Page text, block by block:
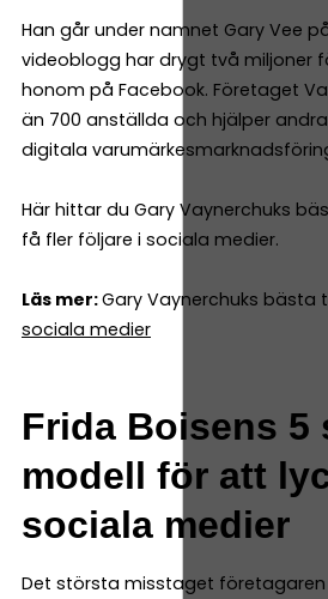
Han går under namnet Gary Vee
videoblogg har drygt två miljoner
honom på Facebook. Företaget
än 700 anställda och hjälper
digitala
Här hittar du Gary Vaynerchuks
få fler följare i sociala medier.
Läs mer:Gary Vaynerchuks bästa
sociala medier
Frida Boisens 5
modell för att
sociala medier
Det största misstaget